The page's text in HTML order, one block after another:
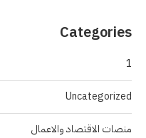
Categories
1
Uncategorized
منصات الاقتصاد والاعمال